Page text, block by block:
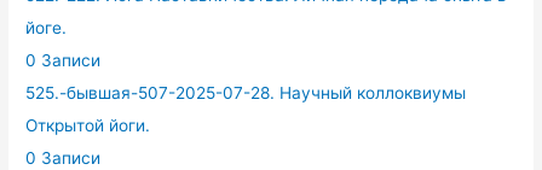
йоге.
0 Записи
525.-бывшая-507-2025-07-28. Научный коллоквиумы
Открытой йоги.
0 Записи